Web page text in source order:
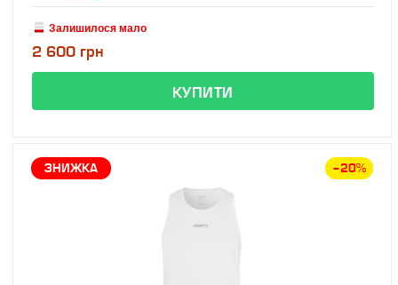
Залишилося мало
2 600 грн
ЗНИЖКА –20%